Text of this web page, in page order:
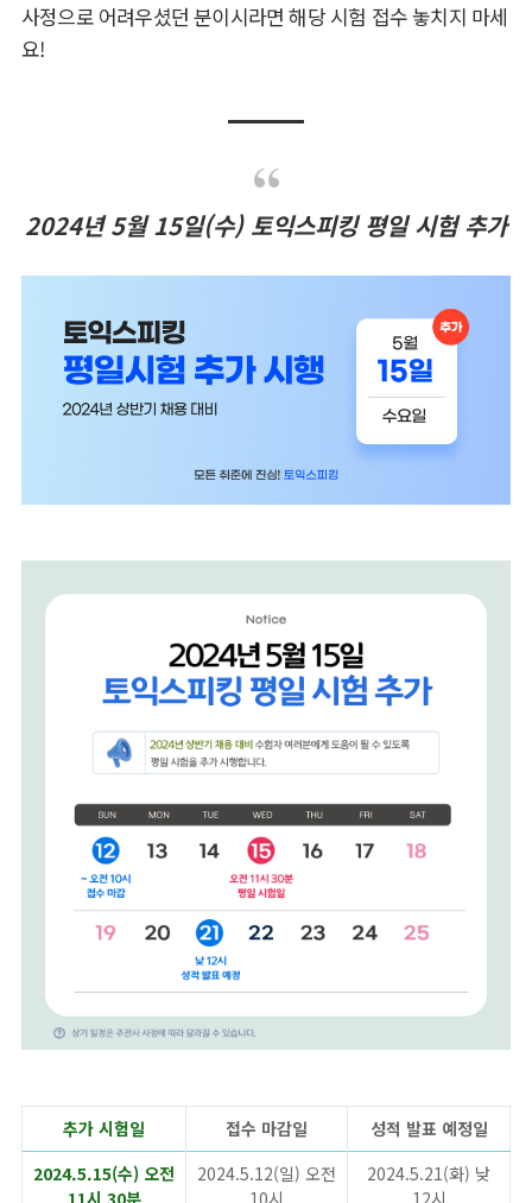
사정으로 어려우셨던 분이시라면 해당 시험 접수 놓치지 마세
요!
2024년 5월 15일(수) 토익스피킹 평일 시험 추가
추가 시험일 접수 마감일
성적 발표 예정일
2024.5.15(수) 오전
11시 30분
2024.5.12(일) 오전
10시
2024.5.21(화) 낮
12시